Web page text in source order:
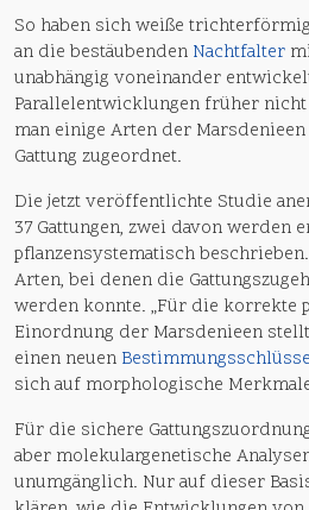
So haben sich weiße
an die bestäubenden Nachtfalter
unabhängig voneinander
Parallelentwicklungen früher
man einige Arten der
Gattung zugeordnet.
Die jetzt veröffentlichte Studie
37 Gattungen, zwei davon werden
pflanzensystematisch
Arten, bei denen die
werden konnte. „Für die korrekte
Einordnung der Marsdenieen
einen neuen
sich auf morphologische
Für die sichere
aber molekulargenetische
unumgänglich. Nur auf dieser